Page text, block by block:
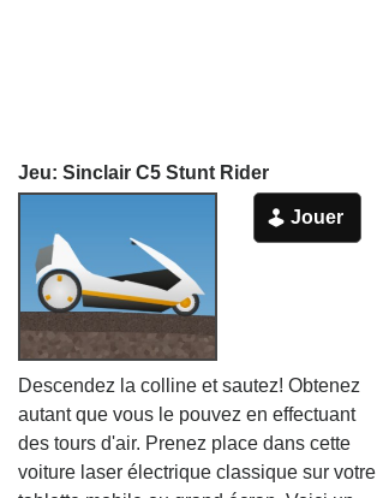
Jeu: Sinclair C5 Stunt Rider
Jouer
Descendez la colline et sautez! Obtenez
autant que vous le pouvez en effectuant
des tours d'air. Prenez place dans cette
voiture laser électrique classique sur votre